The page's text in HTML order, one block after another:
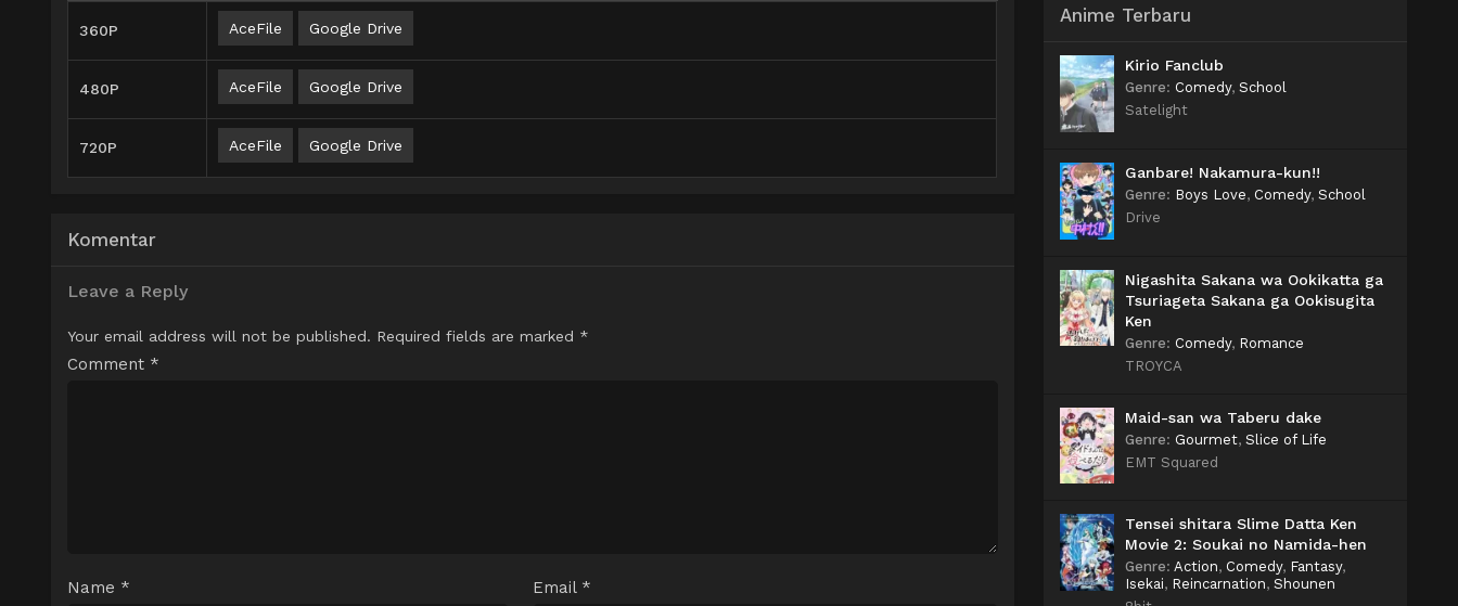
360P AceFile Google Drive
480P AceFile Google Drive
720P AceFile Google Drive
Komentar
Leave a Reply
Your email address will not be published. Required fields are marked *
Comment *
Name * Email *
Anime Terbaru
Kirio Fanclub
Genre: Comedy, School
Satelight
Ganbare! Nakamura-kun!!
Genre: Boys Love, Comedy, School
Drive
Nigashita Sakana wa Ookikatta ga
Tsuriageta Sakana ga Ookisugita
Ken
Genre: Comedy, Romance
TROYCA
Maid-san wa Taberu dake
Genre: Gourmet, Slice of Life
EMT Squared
Tensei shitara Slime Datta Ken
Movie 2: Soukai no Namida-hen
Genre: Action, Comedy, Fantasy,
Isekai, Reincarnation, Shounen